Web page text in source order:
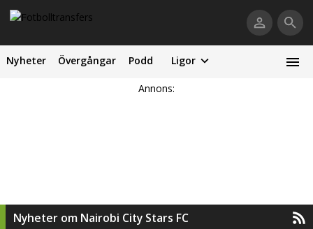
Nyheter Övergångar Podd Ligor
Annons:
Nyheter om Nairobi City Stars FC